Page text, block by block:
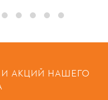
И АКЦИЙ НАШЕГО